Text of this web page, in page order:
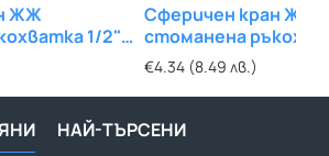
ЖЖ
1/2"
Сферичен кран ЖЖ
стоманена
WELL
€4.34 (8.49 лв.)
НАЙ-ТЪРСЕНИ